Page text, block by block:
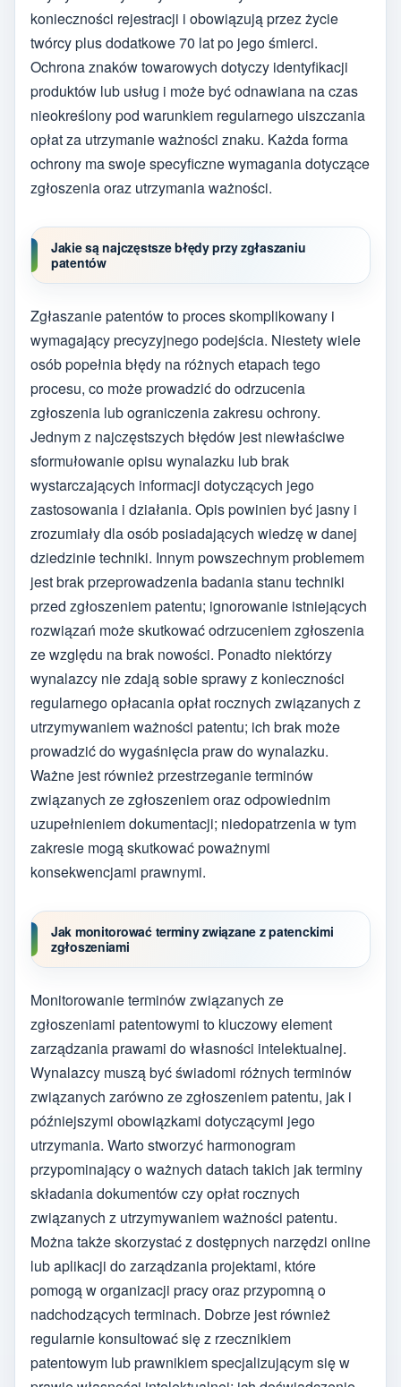
konieczności rejestracji i obowiązują przez życie
twórcy plus dodatkowe 70 lat po jego śmierci.
Ochrona znaków towarowych dotyczy identyfikacji
produktów lub usług i może być odnawiana na czas
nieokreślony pod warunkiem regularnego uiszczania
opłat za utrzymanie ważności znaku. Każda forma
ochrony ma swoje specyficzne wymagania dotyczące
zgłoszenia oraz utrzymania ważności.
Jakie są najczęstsze błędy przy zgłaszaniu
patentów
Zgłaszanie patentów to proces skomplikowany i
wymagający precyzyjnego podejścia. Niestety wiele
osób popełnia błędy na różnych etapach tego
procesu, co może prowadzić do odrzucenia
zgłoszenia lub ograniczenia zakresu ochrony.
Jednym z najczęstszych błędów jest niewłaściwe
sformułowanie opisu wynalazku lub brak
wystarczających informacji dotyczących jego
zastosowania i działania. Opis powinien być jasny i
zrozumiały dla osób posiadających wiedzę w danej
dziedzinie techniki. Innym powszechnym problemem
jest brak przeprowadzenia badania stanu techniki
przed zgłoszeniem patentu; ignorowanie istniejących
rozwiązań może skutkować odrzuceniem zgłoszenia
ze względu na brak nowości. Ponadto niektórzy
wynalazcy nie zdają sobie sprawy z konieczności
regularnego opłacania opłat rocznych związanych z
utrzymywaniem ważności patentu; ich brak może
prowadzić do wygaśnięcia praw do wynalazku.
Ważne jest również przestrzeganie terminów
związanych ze zgłoszeniem oraz odpowiednim
uzupełnieniem dokumentacji; niedopatrzenia w tym
zakresie mogą skutkować poważnymi
konsekwencjami prawnymi.
Jak monitorować terminy związane z patenckimi
zgłoszeniami
Monitorowanie terminów związanych ze
zgłoszeniami patentowymi to kluczowy element
zarządzania prawami do własności intelektualnej.
Wynalazcy muszą być świadomi różnych terminów
związanych zarówno ze zgłoszeniem patentu, jak i
późniejszymi obowiązkami dotyczącymi jego
utrzymania. Warto stworzyć harmonogram
przypominający o ważnych datach takich jak terminy
składania dokumentów czy opłat rocznych
związanych z utrzymywaniem ważności patentu.
Można także skorzystać z dostępnych narzędzi online
lub aplikacji do zarządzania projektami, które
pomogą w organizacji pracy oraz przypomną o
nadchodzących terminach. Dobrze jest również
regularnie konsultować się z rzecznikiem
patentowym lub prawnikiem specjalizującym się w